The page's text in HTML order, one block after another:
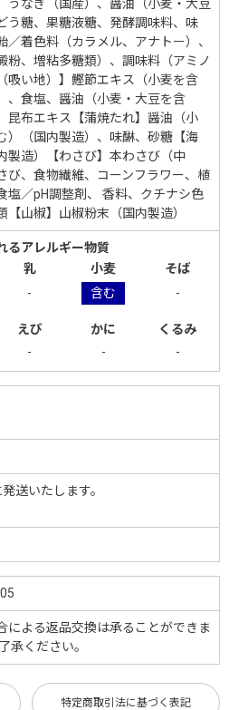
うなぎ（国産）、醤油（小麦・大豆
う糖、果糖液糖、発酵調味料、味
／着色料（カラメル、アナトー）、
粉、増粘多糖類）、調味料（アミノ
吸い地）】鰹節エキス（小麦を含
、食塩、醤油（小麦・大豆を含
昆布エキス【蒲焼たれ】醤油（小
）（国内製造）、味醂、砂糖【海
製造）【わさび】本わさび（中
び、食物繊維、コーンフラワー、植
塩／pH調整剤、 香料、クチナシ色
【山椒】山椒粉末（国内製造）
るアレルギー物質
乳 小麦
そば
- 含む -
えび かに
くるみ
- - -
送いたします。
による返品交換は承ることができま
承ください。
特定商取引法に基づく表記